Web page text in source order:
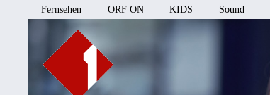
Fernsehen ORF ON KIDS Sound